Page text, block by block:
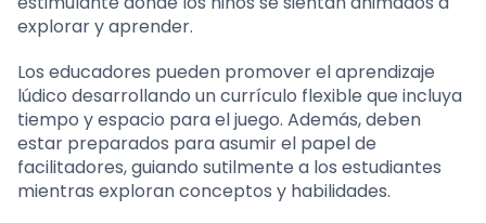
explorar y aprender.
Los educadores pueden promover el aprendizaje
lúdico desarrollando un currículo flexible que incluya
tiempo y espacio para el juego. Además, deben
estar preparados para asumir el papel de
facilitadores, guiando sutilmente a los estudiantes
mientras exploran conceptos y habilidades.